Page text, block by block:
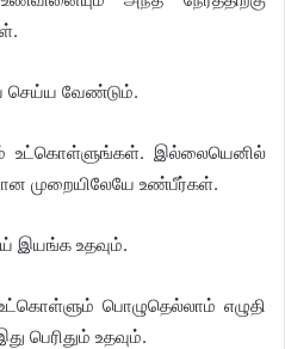
செய்ய வேண்டும்.
உட்கொள்ளுங்கள். இல்லையெனில்
முறையிலேயே உண்பீர்கள்.
இயங்க உதவும்.
பொழுதெல்லாம் எழுதி
பெரிதும் உதவும்.